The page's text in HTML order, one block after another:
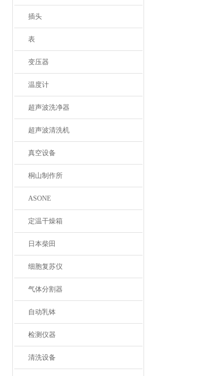
插头
表
变压器
温度计
超声波洗净器
超声波清洗机
真空设备
桐山制作所
ASONE
定温干燥箱
日本柴田
细胞复苏仪
气体分割器
自动乳钵
检测仪器
清洗设备